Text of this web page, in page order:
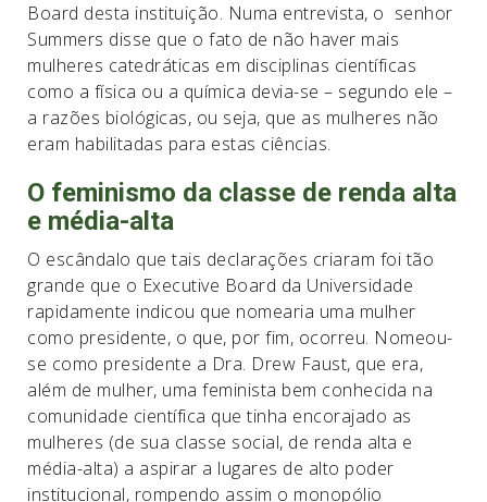
Board desta instituição. Numa entrevista, o senhor
Summers disse que o fato de não haver mais
mulheres catedráticas em disciplinas científicas
como a física ou a química devia-se – segundo ele –
a razões biológicas, ou seja, que as mulheres não
eram habilitadas para estas ciências.
O feminismo da classe de renda alta
e média-alta
O escândalo que tais declarações criaram foi tão
grande que o Executive Board da Universidade
rapidamente indicou que nomearia uma mulher
como presidente, o que, por fim, ocorreu. Nomeou-
se como presidente a Dra. Drew Faust, que era,
além de mulher, uma feminista bem conhecida na
comunidade científica que tinha encorajado as
mulheres (de sua classe social, de renda alta e
média-alta) a aspirar a lugares de alto poder
institucional, rompendo assim o monopólio